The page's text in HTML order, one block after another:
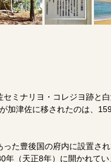
ミナリヨ・コレジヨ跡と白
加津佐に移されたのは、
た豊後国の府内に設置さ
年（天正8年）に開かれて